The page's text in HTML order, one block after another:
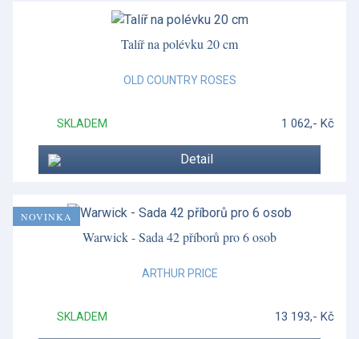
Talíř na polévku 20 cm
OLD COUNTRY ROSES
SKLADEM 1 062,- Kč
Detail
Warwick - Sada 42 příborů pro 6 osob
ARTHUR PRICE
SKLADEM 13 193,- Kč
NOVINKA